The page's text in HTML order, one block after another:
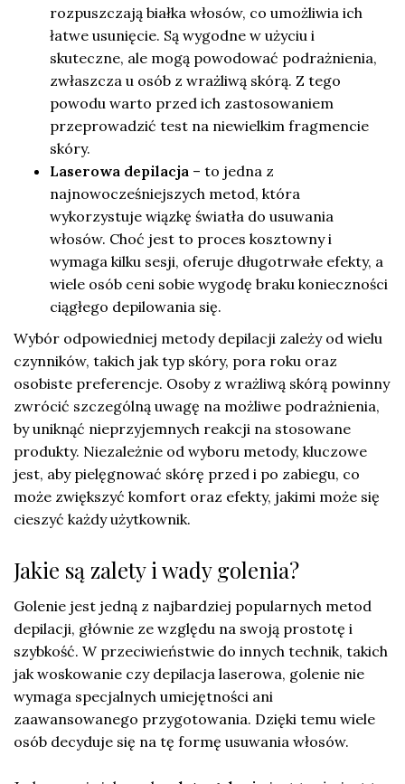
rozpuszczają białka włosów, co umożliwia ich
łatwe usunięcie. Są wygodne w użyciu i
skuteczne, ale mogą powodować podrażnienia,
zwłaszcza u osób z wrażliwą skórą. Z tego
powodu warto przed ich zastosowaniem
przeprowadzić test na niewielkim fragmencie
skóry.
Laserowa depilacja – to jedna z
najnowocześniejszych metod, która
wykorzystuje wiązkę światła do usuwania
włosów. Choć jest to proces kosztowny i
wymaga kilku sesji, oferuje długotrwałe efekty, a
wiele osób ceni sobie wygodę braku konieczności
ciągłego depilowania się.
Wybór odpowiedniej metody depilacji zależy od wielu
czynników, takich jak typ skóry, pora roku oraz
osobiste preferencje. Osoby z wrażliwą skórą powinny
zwrócić szczególną uwagę na możliwe podrażnienia,
by uniknąć nieprzyjemnych reakcji na stosowane
produkty. Niezależnie od wyboru metody, kluczowe
jest, aby pielęgnować skórę przed i po zabiegu, co
może zwiększyć komfort oraz efekty, jakimi może się
cieszyć każdy użytkownik.
Jakie są zalety i wady golenia?
Golenie jest jedną z najbardziej popularnych metod
depilacji, głównie ze względu na swoją prostotę i
szybkość. W przeciwieństwie do innych technik, takich
jak woskowanie czy depilacja laserowa, golenie nie
wymaga specjalnych umiejętności ani
zaawansowanego przygotowania. Dzięki temu wiele
osób decyduje się na tę formę usuwania włosów.